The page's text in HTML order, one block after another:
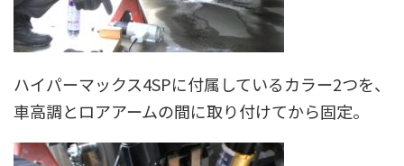
ハイパーマックス4SPに付属しているカラー2つを、
車高調とロアアームの間に取り付けてから固定。